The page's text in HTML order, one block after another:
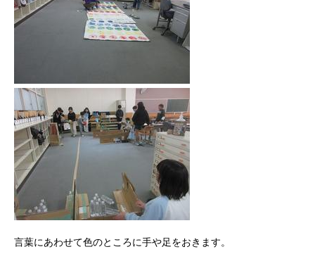
言葉にあわせて色のところに手や足をおきます。